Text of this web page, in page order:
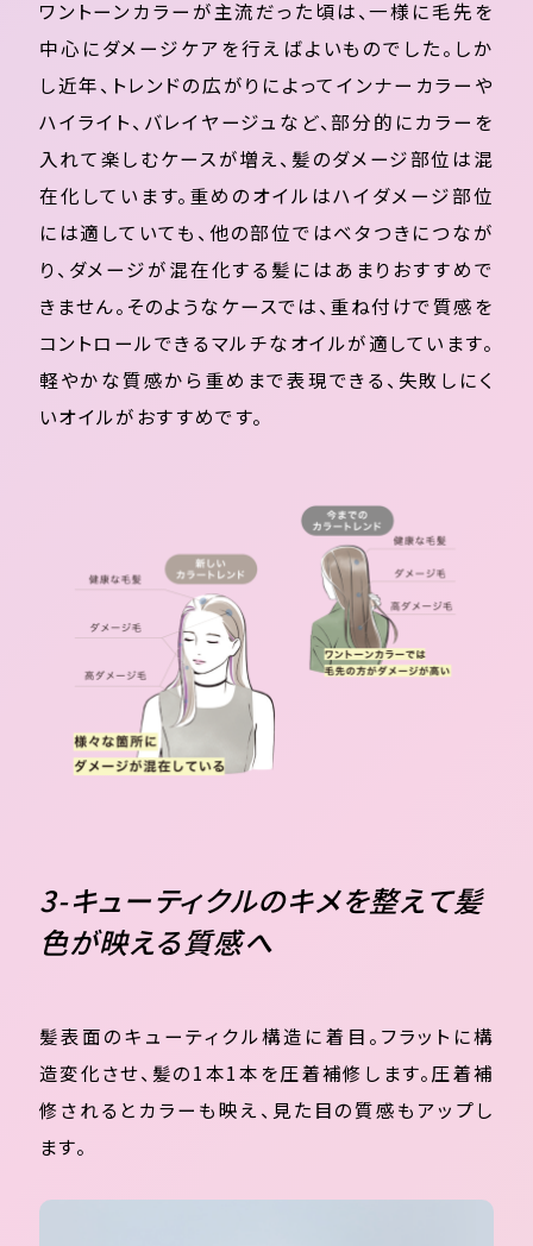
ワントーンカラーが主流だった頃は、一様に毛先を
中心にダメージケアを行えばよいものでした。しか
し近年、トレンドの広がりによってインナーカラーや
ハイライト、バレイヤージュなど、部分的にカラーを
入れて楽しむケースが増え、髪のダメージ部位は混
在化しています。重めのオイルはハイダメージ部位
には適していても、他の部位ではベタつきにつなが
り、ダメージが混在化する髪にはあまりおすすめで
きません。そのようなケースでは、重ね付けで質感を
コントロールできるマルチなオイルが適しています。
軽やかな質感から重めまで表現できる、失敗しにく
いオイルがおすすめです。
3-キューティクルのキメを整えて髪
色が映える質感へ
髪表面のキューティクル構造に着目。フラットに構
造変化させ、髪の1本1本を圧着補修します。圧着補
修されるとカラーも映え、見た目の質感もアップし
ます。